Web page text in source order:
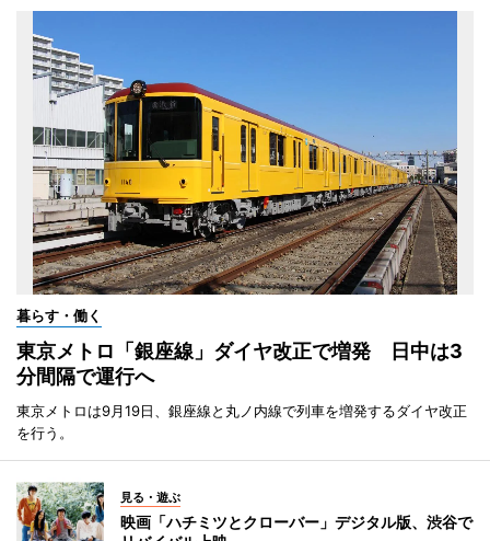
暮らす・働く
東京メトロ「銀座線」ダイヤ改正で増発 日中は3
分間隔で運行へ
東京メトロは9月19日、銀座線と丸ノ内線で列車を増発するダイヤ改正
を行う。
見る・遊ぶ
映画「ハチミツとクローバー」デジタル版、渋谷で